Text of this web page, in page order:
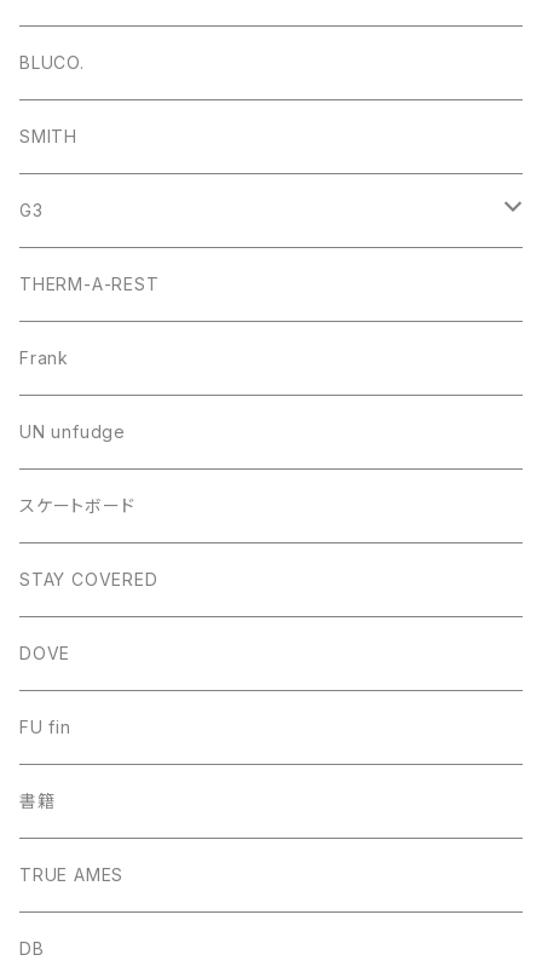
ショベル
プローブ
ビーコン
BLUCO.
SMITH
G3
スプリットボード・アクセサリー
THERM-A-REST
Frank
UN unfudge
スケートボード
STAY COVERED
DOVE
FU fin
書籍
TRUE AMES
DB